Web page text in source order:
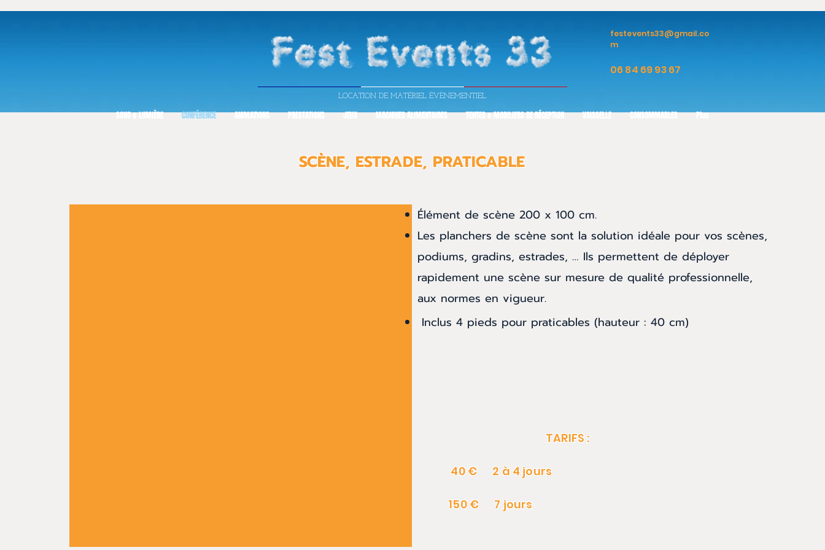
LOCATION DE MATÉRIEL ÉVÈNEMENTIEL
SONO & LUMIÈRE CONFÉRENCE ANIMATIONS PRESTATIONS JEUX MACHINES ALIMENTAIRES TENTES & MOBILIERS DE RÉCEPTION VAISSELLE CONSOMMABLES Plus
festevents33@gmail.co
m
06 84 69 93 67
SCÈNE, ESTRADE, PRATICABLE
Élément de scène 200 x 100 cm.
Les planchers de scène sont la solution idéale pour vos scènes,
podiums, gradins, estrades, … Ils permettent de déployer
rapidement une scène sur mesure de qualité professionnelle,
aux normes en vigueur.
Inclus 4 pieds pour praticables (hauteur : 40 cm)
TARIFS :
40 € 2 à 4 jours
150 € 7 jours